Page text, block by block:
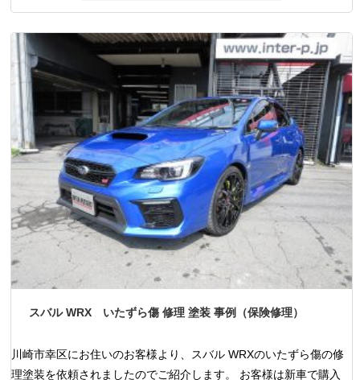
スバル WRX いたずら傷 修理 塗装 事例（保険修理）
川崎市幸区にお住いのお客様より、スバル WRXのいたずら傷の修
理塗装を依頼されましたのでご紹介します。 お客様は新車で購入